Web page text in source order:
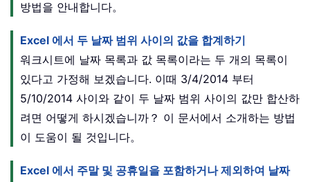
방법을 안내합니다。
Excel 에서 두 날짜 범위 사이의 값을 합계하기
워크시트에 날짜 목록과 값 목록이라는 두 개의 목록이
있다고 가정해 보겠습니다. 이때 3/4/2014 부터
5/10/2014 사이와 같이 두 날짜 범위 사이의 값만 합산하
려면 어떻게 하시겠습니까？ 이 문서에서 소개하는 방법
이 도움이 될 것입니다。
Excel 에서 주말 및 공휴일을 포함하거나 제외하여 날짜